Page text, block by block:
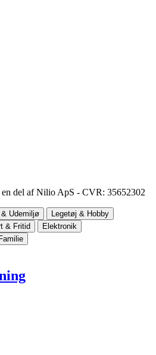
del af Nilio ApS - CVR: 35652302
& Udemiljø
Legetøj & Hobby
& Fritid
Elektronik